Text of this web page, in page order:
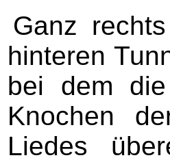
Ganz
hinteren
bei dem
Knochen
Liedes